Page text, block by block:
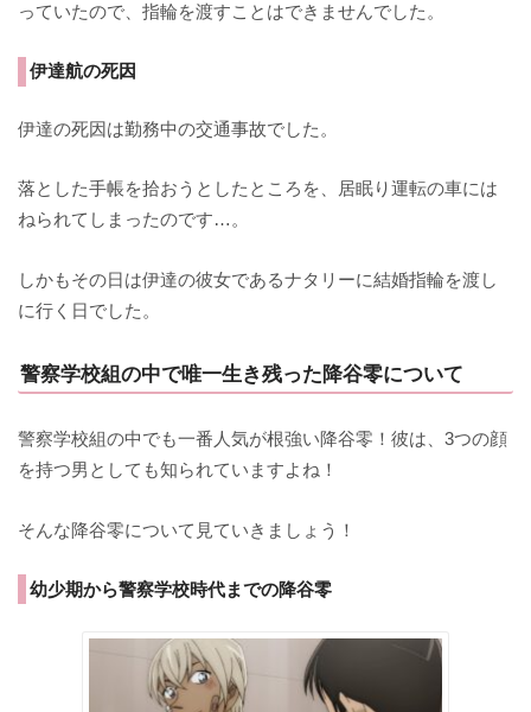
っていたので、指輪を渡すことはできませんでした。
伊達航の死因
伊達の死因は勤務中の交通事故でした。
落とした手帳を拾おうとしたところを、居眠り運転の車には
ねられてしまったのです…。
しかもその日は伊達の彼女であるナタリーに結婚指輪を渡し
に行く日でした。
警察学校組の中で唯一生き残った降谷零について
警察学校組の中でも一番人気が根強い降谷零！彼は、3つの顔
を持つ男としても知られていますよね！
そんな降谷零について見ていきましょう！
幼少期から警察学校時代までの降谷零